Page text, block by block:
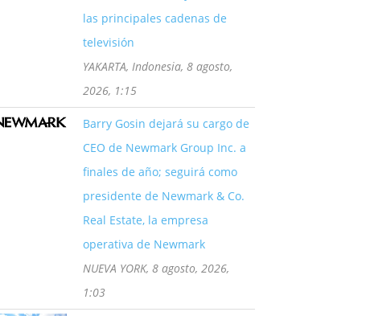
las principales cadenas de
televisión
YAKARTA, Indonesia, 8 agosto,
2026, 1:15
Barry Gosin dejará su cargo de
CEO de Newmark Group Inc. a
finales de año; seguirá como
presidente de Newmark & Co.
Real Estate, la empresa
operativa de Newmark
NUEVA YORK, 8 agosto, 2026,
1:03